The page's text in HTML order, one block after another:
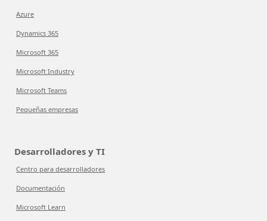
Azure
Dynamics 365
Microsoft 365
Microsoft Industry
Microsoft Teams
Pequeñas empresas
Desarrolladores y TI
Centro para desarrolladores
Documentación
Microsoft Learn